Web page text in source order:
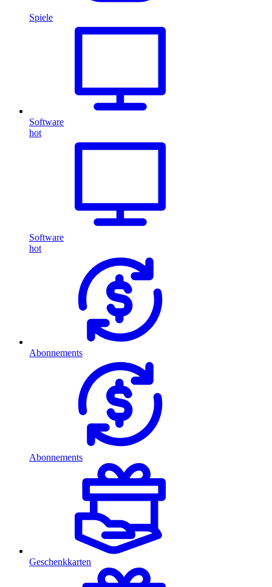
Spiele
Software
hot
Software
hot
Abonnements
Abonnements
Geschenkkarten